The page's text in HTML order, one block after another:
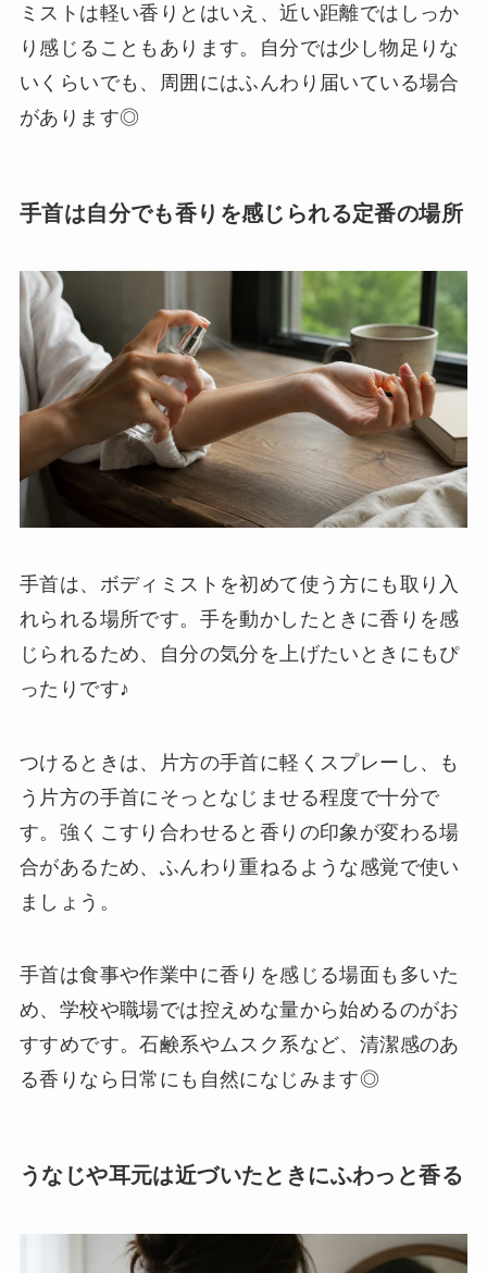
ミストは軽い香りとはいえ、近い距離ではしっか
り感じることもあります。自分では少し物足りな
いくらいでも、周囲にはふんわり届いている場合
があります◎
手首は自分でも香りを感じられる定番の場所
手首は、ボディミストを初めて使う方にも取り入
れられる場所です。手を動かしたときに香りを感
じられるため、自分の気分を上げたいときにもぴ
ったりです♪
つけるときは、片方の手首に軽くスプレーし、も
う片方の手首にそっとなじませる程度で十分で
す。強くこすり合わせると香りの印象が変わる場
合があるため、ふんわり重ねるような感覚で使い
ましょう。
手首は食事や作業中に香りを感じる場面も多いた
め、学校や職場では控えめな量から始めるのがお
すすめです。石鹸系やムスク系など、清潔感のあ
る香りなら日常にも自然になじみます◎
うなじや耳元は近づいたときにふわっと香る